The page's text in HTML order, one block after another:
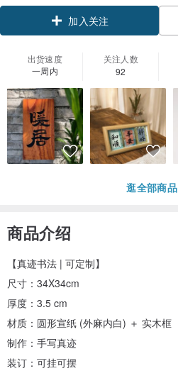
加入关注
出货速度
一周内
关注人数
92
逛全部商品
商品介绍
【真迹书法 | 可定制】
尺寸：34X34cm
厚度：3.5 cm
材质：圆形宣纸 (外麻内白) ＋ 实木框
制作：手写真迹
装订：可挂可摆